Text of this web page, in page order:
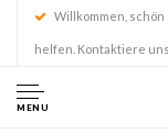
Willkommen,
helfen. Kontaktiere
MENU